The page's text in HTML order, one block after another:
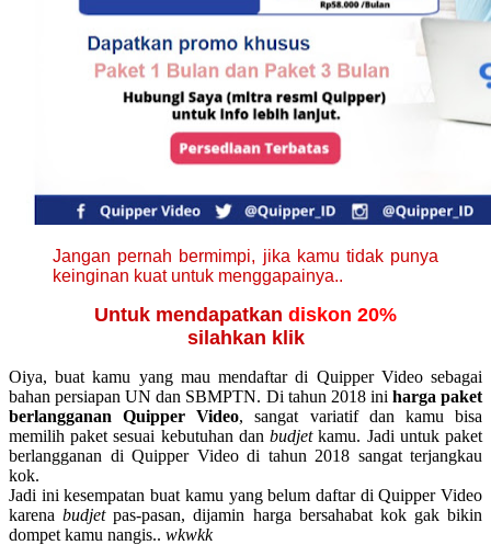
Jangan pernah bermimpi, jika kamu tidak punya
keinginan kuat untuk menggapainya..
Untuk mendapatkan diskon 20%
silahkan klik
Oiya, buat kamu yang mau mendaftar di Quipper Video sebagai
bahan persiapan UN dan SBMPTN. Di tahun 2018 ini harga paket
berlangganan Quipper Video, sangat variatif dan kamu bisa
memilih paket sesuai kebutuhan danbudjetkamu. Jadi untuk paket
berlangganan di Quipper Video di tahun 2018 sangat terjangkau
kok.
Jadi ini kesempatan buat kamu yang belum daftar di Quipper Video
karenabudjetpas-pasan, dijamin harga bersahabat kok gak bikin
dompet kamu nangis.. wkwkk